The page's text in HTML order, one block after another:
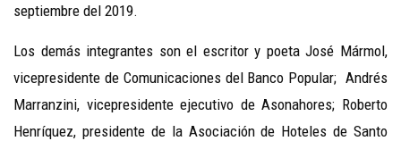
septiembre del 2019.
Los demás integrantes son el escritor y poeta José Mármol,
vicepresidente de Comunicaciones del Banco Popular; Andrés
Marranzini, vicepresidente ejecutivo de Asonahores; Roberto
Henríquez, presidente de la Asociación de Hoteles de Santo